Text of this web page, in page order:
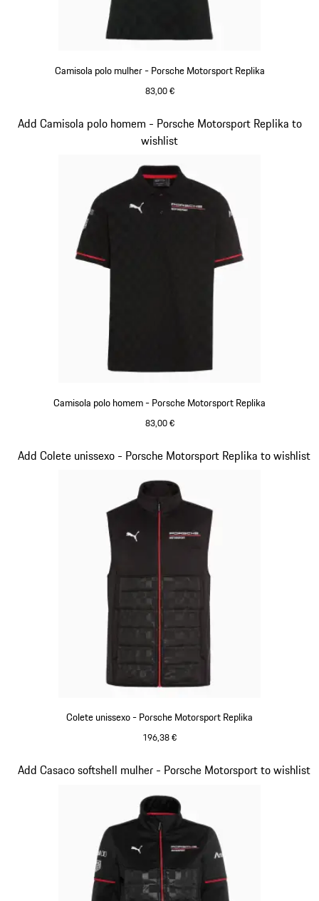
Camisola polo mulher - Porsche Motorsport Replika
83,00 €
Camisola polo homem - Porsche Motorsport Replika
83,00 €
Add Camisola polo homem - Porsche Motorsport Replika to
wishlist
Diapositivo 8 de 20
Colete unissexo - Porsche Motorsport Replika
196,38 €
Add Colete unissexo - Porsche Motorsport Replika to wishlist
Diapositivo 9 de 20
Add Casaco softshell mulher - Porsche Motorsport to wishlist
Diapositivo 10 de 20